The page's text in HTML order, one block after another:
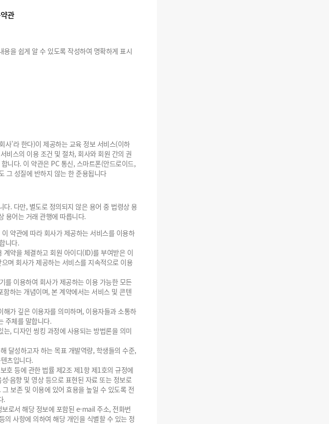
관
을 쉽게 알 수 있도록 작성하여 명확하게 표시
사’라 한다)이 제공하는 교육 정보 서비스(이하
비스의 이용 조건 및 절차, 회사와 회원 간의 권
니다. 이 약관은 PC 통신, 스마트폰(안드로이드,
그 성질에 반하지 않는 한 준용됩니다
. 다만, 별도로 정의되지 않은 용어 중 법령상 용
용어는 거래 관행에 따릅니다.
약관에 따라 회사가 제공하는 서비스를 이용하
니다.
약을 체결하고 회원 아이디(ID)를 부여받은 이
며 회사가 제공하는 서비스를 지속적으로 이용
를 이용하여 회사가 제공하는 이용 가능한 모든
하는 개념이며, 본 계약에서는 서비스 및 콘텐
가 깊은 이용자를 의미하며, 이용자들과 소통하
주체를 말합니다.
, 디자인 씽킹 과정에 사용되는 방법론을 의미
달성하고자 하는 목표 개발역량, 학생들의 수준,
츠입니다.
호 등에 관한 법률 제2조 제1항 제1호의 규정에
·음향 및 영상 등으로 표현된 자료 또는 정보로
보존 및 이용에 있어 효용을 높일 수 있도록 전
.
로서 해당 정보에 포함된 e-mail 주소, 전화번
의 사항에 의하여 해당 개인을 식별할 수 있는 정